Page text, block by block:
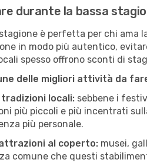
durante la bassa
è perfetta per chi ama
in modo più autentico,
spesso offrono sconti di
delle migliori attività da
locali: sebbene i
più piccoli e più incentrati
più personale.
al coperto: musei,
comune che questi